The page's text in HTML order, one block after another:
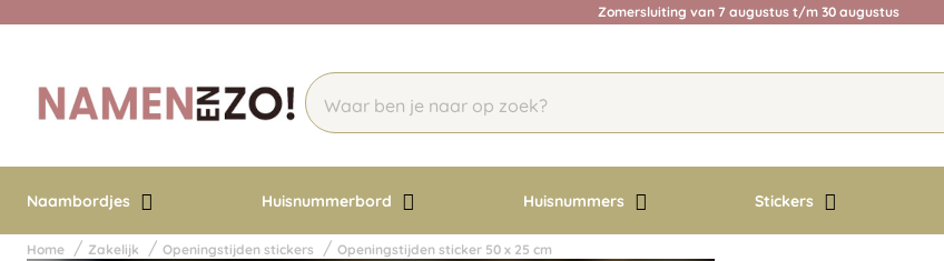
Zomersluiting van 7 augustus t/m 30 augustus
Naambordjes Huisnummerbord Huisnummers Stickers
Home Zakelijk Openingstijden stickers Openingstijden sticker 50 x 25 cm